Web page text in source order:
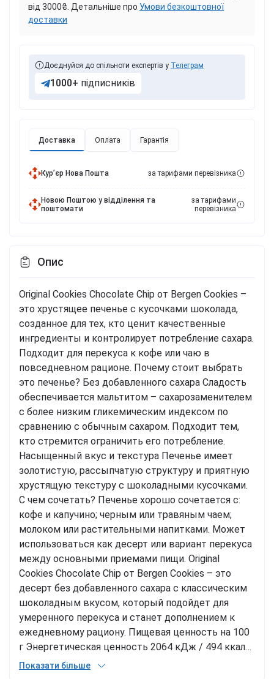
Доставка Оплата Гарантія
Курʼєр Нова Пошта за тарифами перевізника
Новою Поштою у відділення та
поштомати
за тарифами
перевізника
від 3000₴. Детальніше про Умови безкоштовної
доставки
Доєднуйся до спільноти експертів у Телеграм
1000+ підписників
Опис
Original Cookies Chocolate Chip от Bergen Cookies –
это хрустящее печенье с кусочками шоколада,
созданное для тех, кто ценит качественные
ингредиенты и контролирует потребление сахара.
Подходит для перекуса к кофе или чаю в
повседневном рационе. Почему стоит выбрать
это печенье? Без добавленного сахара Сладость
обеспечивается мальтитом – сахарозаменителем
с более низким гликемическим индексом по
сравнению с обычным сахаром. Подходит тем,
кто стремится ограничить его потребление.
Насыщенный вкус и текстура Печенье имеет
золотистую, рассыпчатую структуру и приятную
хрустящую текстуру с шоколадными кусочками.
С чем сочетать? Печенье хорошо сочетается с:
кофе и капучино; черным или травяным чаем;
молоком или растительными напитками. Может
использоваться как десерт или вариант перекуса
между основными приемами пищи. Original
Cookies Chocolate Chip от Bergen Cookies – это
десерт без добавленного сахара с классическим
шоколадным вкусом, который подойдет для
умеренного перекуса и станет дополнением к
ежедневному рациону. Пищевая ценность на 100
г Энергетическая ценность 2064 кДж / 494 ккал
Жиры 25 г - из них насыщенные 12 г Углеводы 59
Показати більше